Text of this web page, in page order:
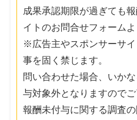
成果承認期限が過ぎても
イトのお問合せフォームよ
※広告主やスポンサーサ
事を固く禁じます。
問い合わせた場合、いか
与対象外となりますのでご
報酬未付与に関する調査